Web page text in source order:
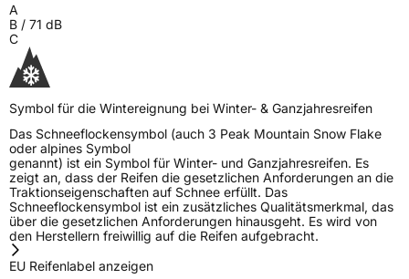
A
B / 71 dB
C
Symbol für die Wintereignung bei Winter- & Ganzjahresreifen
Das Schneeflockensymbol (auch 3 Peak Mountain Snow Flake
oder alpines Symbol
genannt) ist ein Symbol für Winter- und Ganzjahresreifen. Es
zeigt an, dass der Reifen die gesetzlichen Anforderungen an die
Traktionseigenschaften auf Schnee erfüllt. Das
Schneeflockensymbol ist ein zusätzliches Qualitätsmerkmal, das
über die gesetzlichen Anforderungen hinausgeht. Es wird von
den Herstellern freiwillig auf die Reifen aufgebracht.
EU Reifenlabel anzeigen